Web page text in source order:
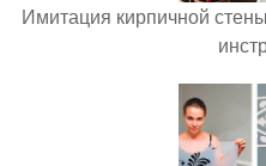
Имитация кирпичной